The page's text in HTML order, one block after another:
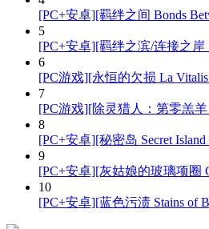
[PC+安卓][羁绊之间 Bonds
5
[PC+安卓][羁绊之滨/连接之岸
6
[PC游戏][永恒的欠损 La Vitalis
7
[PC游戏][除灵猎人：第零羔羊
8
[PC+安卓][秘密岛 Secret Island
9
[PC+安卓][灰姑娘的玻璃项圈
10
[PC+安卓][蓝色污渍 Stains of